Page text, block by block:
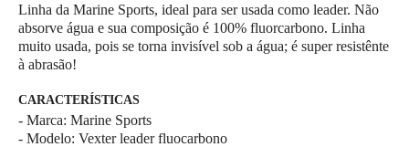
Linha da Marine Sports, ideal para ser usada como leader. Não
absorve água e sua composição é 100% fluorcarbono. Linha
muito usada, pois se torna invisível sob a água; é super resistênte
à abrasão!
CARACTERÍSTICAS
- Marca: Marine Sports
- Modelo: Vexter leader fluocarbono